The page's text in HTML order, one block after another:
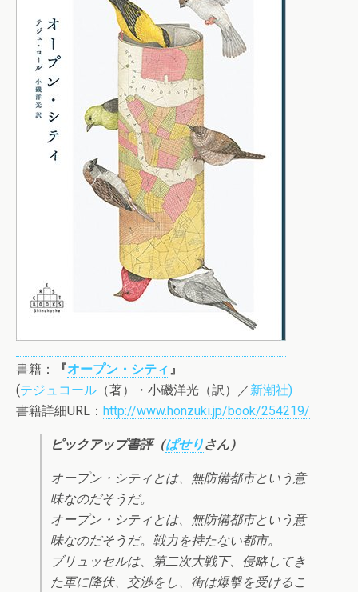
書籍： 『オープン・シティ』
(テジュコール （著）・小磯洋光（訳）／新潮社)
書籍詳細URL： http://www.honzuki.jp/book/254219/
ピックアップ書評（ぱせりさん）
オープン・シティとは、無防備都市という意
味なのだそうだ。
オープン・シティとは、無防備都市という意
味なのだそうだ。戦力を持たない都市。
ブリュッセルは、第二次大戦下、侵略してき
た軍に降伏、交渉をし、街は爆撃を受けるこ